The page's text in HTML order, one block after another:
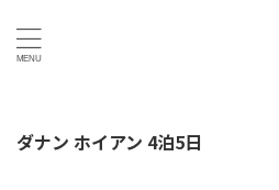
ダナン ホイアン 4泊5日